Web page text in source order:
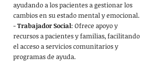
ayudando a los pacientes a gestionar los
cambios en su estado mental y emocional.
- Trabajador Social: Ofrece apoyo y
recursos a pacientes y familias, facilitando
el acceso a servicios comunitarios y
programas de ayuda.